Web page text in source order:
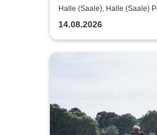
Sommershows
Halle (Saale), Halle (Saale)
14.08.2026